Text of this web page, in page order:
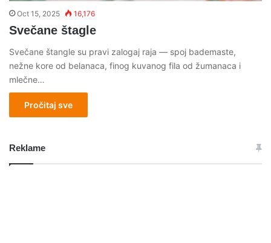
Oct 15, 2025 16,176
Svečane štagle
Svečane štangle su pravi zalogaj raja — spoj bademaste,
nežne kore od belanaca, finog kuvanog fila od žumanaca i
mlečne…
Pročitaj sve
Reklame